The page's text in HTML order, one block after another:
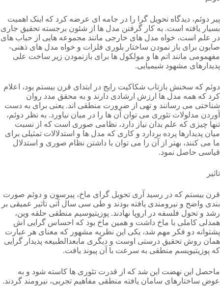
پیر دوئم، دیدگاه تحویل گرا را در جامه ای عرضه کرد که اینک اهمیت
بسیار یافته است. به کار گرفتن مدل ها از شئون برجسته تحقیق جاری
در علم است، خواه مدل های خارجی مانند مجموعه هایی از حباب های
صابون برای باز نمودن ساختار بلوری فلزات و خواه مدل های ذهنی-
مفهمومی مانند اتم ها و مولکول ها برای بازنمودن زیر ساخت علی
پدیدارهای مشهود شیمیایی.
دوئم که سخنش بازتاب شکاکیت رایج در ابتدای قرن بیستم بود، اعلام
کرد که همه مدل ها ارزش ارشادی دارند و به محقق مدد روان
شناختی می رسانند و تهی از ضرورت منطقی اند. یعنی برای به دست
آوردن مدلولات تئوری می توان آن ها را در میان نیاورد. به نظر دوئم،
تنها چیزی که علم بدان نیاز دارد، نظامی صوری است که از نسبت
میان پدیدارها پرده بردارد و کاری که مدل ها و استدلالات تمثیلی برای
ما می کنند، بهتر از آن را می توان با داشتن نظام صوری و استدلال
قیاسی حاصل نمود.
تاثیر
قرن بیستم که در رسید آری تحویل گرای ماخ، پیرسون و دوئم صورت
بندی واضح و نیرومندی یافته بودند و طی سی سال آتی تاثیر عمیقی بر
رشد و تحول فلسفه در اروپا نهادند. پوزیتیوسیم منطقی حلقه وین،
همدلی کاملی با ماخ داشت و همین ماخ بود که احساس گرایی اش
پشتوانه دو فکر مهم شد، یکی این نظریه مشهور که معنای هر عبارت
همان روش تحقیق درستی اوست و دیگری مابعدالطبیعه پدیدار گرایی
که پوزیتیویسم منطقی به سرعت با آن پیوند یافت.
ماحصل این نهضت این شد که از قدرت تئوری ها کاسته شود و به
عوض ساختارهای سامان یافته منطقی مفاهیم تجربی، نیرومند گردند.